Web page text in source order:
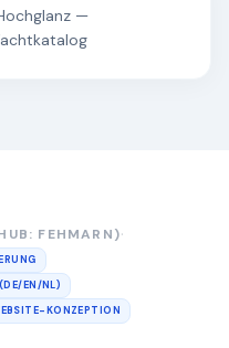
—
FEHMARN)·
EN/NL)
KONZEPTION